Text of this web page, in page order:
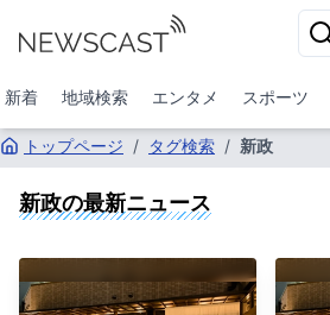
新着 地域検索 エンタメ スポーツ
トップページ / タグ検索 / 新政
新政の最新ニュース